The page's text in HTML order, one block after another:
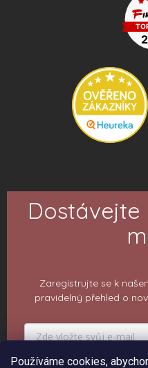
Používáme cookies,
Zaregistrujte se k
pravidelný přehled o